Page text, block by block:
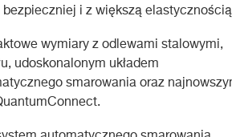
i z większą
wymiary z odlewami stalowymi,
udoskonalonym układem
smarowania oraz